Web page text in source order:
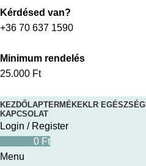
Kérdésed van?
+36 70 637 1590
Minimum rendelés
25.000 Ft
KEZDŐLAPTERMÉKEKLR EGÉSZSÉG
KAPCSOLAT
Login / Register
0 Ft
Menu